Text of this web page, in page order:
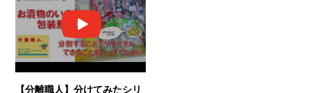
【分離職人】分けてみたシリ